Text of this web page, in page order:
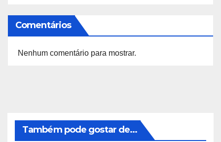
Comentários
Nenhum comentário para mostrar.
Também pode gostar de...